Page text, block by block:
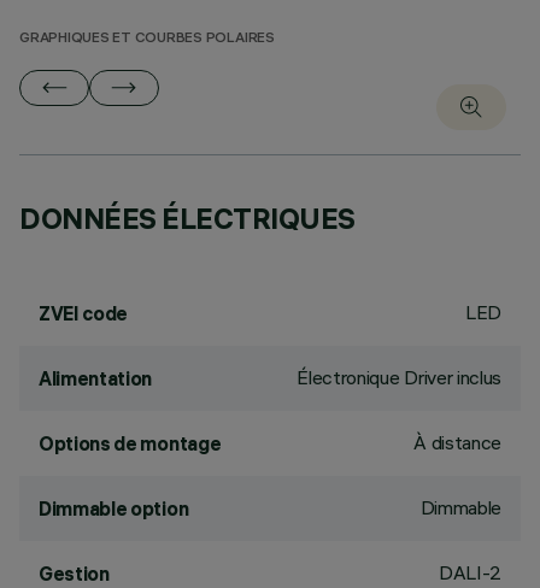
GRAPHIQUES ET COURBES POLAIRES
DONNÉES ÉLECTRIQUES
ZVEI code LED
Alimentation Électronique Driver inclus
Options de montage À distance
Dimmable option Dimmable
Gestion DALI-2